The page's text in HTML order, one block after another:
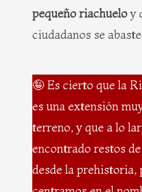
pequeño riachuelo y
ciudadanos se
🤪 Es cierto que la
es una extensión
terreno, y que a lo
encontrado restos
desde la prehistoria,